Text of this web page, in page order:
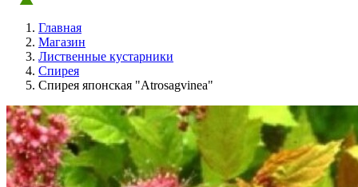
Главная
Магазин
Лиственные кустарники
Спирея
Спирея японская "Atrosagvinea"